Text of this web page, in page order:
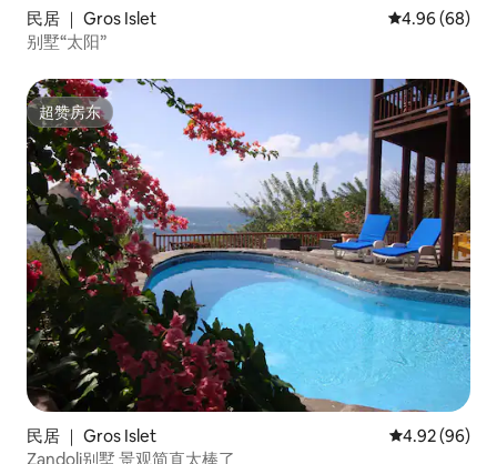
民居 ｜ Gros Islet 平均评分 4.96
4.96 (68)
别墅“太阳”
超赞房东
超赞房东
民居 ｜ Gros Islet 平均评分 4.92
4.92 (96)
Zandoli别墅 景观简直太棒了